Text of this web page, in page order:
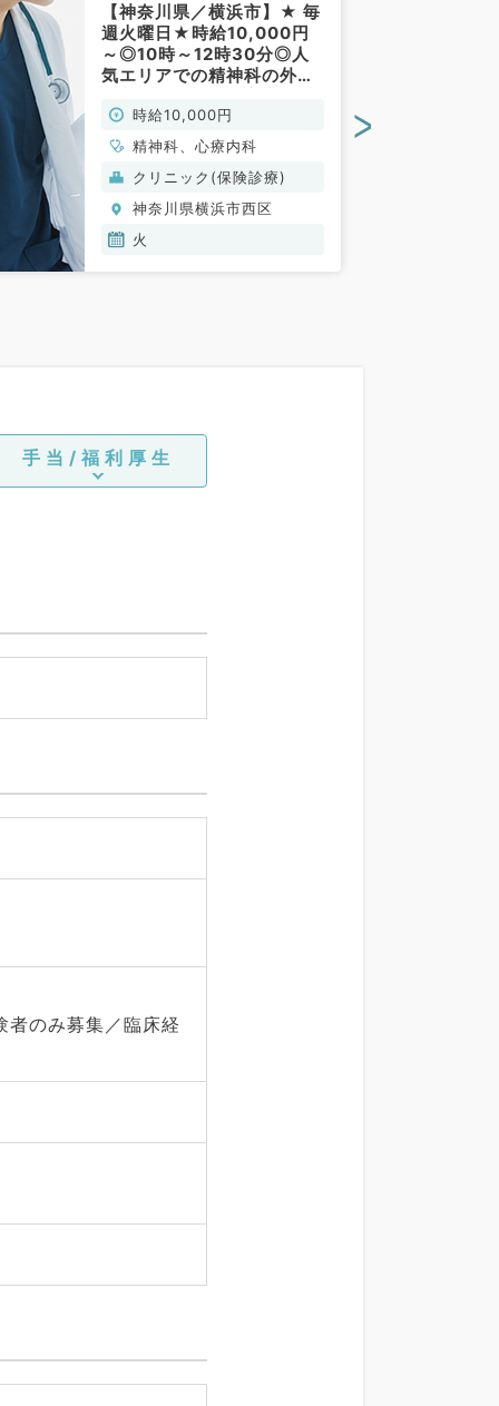
【神奈川県／横浜市】★ 毎
週火曜日★時給10,000円
～◎10時～12時30分◎人
気エリアでの精神科の外来
／非常勤）
時給10,000円
精神科、心療内科
クリニック(保険診療)
神奈川県横浜市西区
火
>
手当/福利厚生
者のみ募集／臨床経